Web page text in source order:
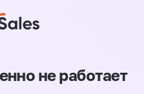
не работает